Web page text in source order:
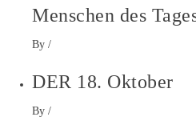
Menschen des
By /
DER 18. Oktober
By /